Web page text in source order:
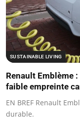
SUSTAINABLE LIVING
Renault Emblème
faible empreinte
EN BREF Renault
durable.